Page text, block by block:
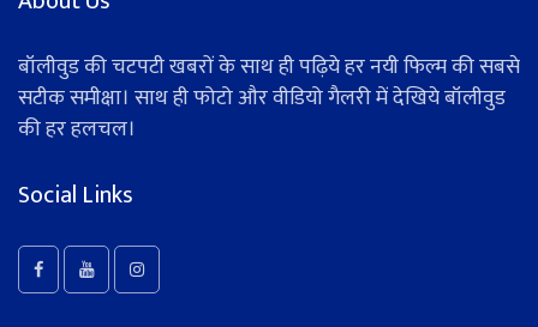
बॉलीवुड की चटपटी खबरों के साथ ही पढ़िये हर नयी फिल्म की सबसे
सटीक समीक्षा। साथ ही फोटो और वीडियो गैलरी में देखिये बॉलीवुड
की हर हलचल।
Social Links